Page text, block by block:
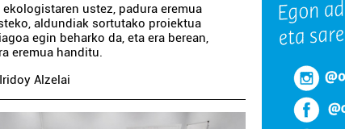
ekologistaren ustez, padura eremua
aldundiak sortutako proiektua
egin beharko da, eta era berean,
eremua handitu.
Alzelai